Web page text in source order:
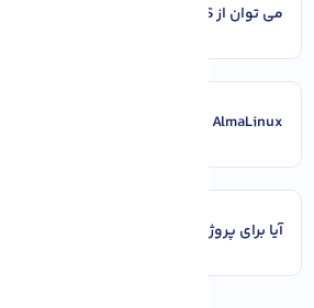
می‌ توان از CentOS به AlmaLinux مهاجرت کرد؟
AlmaLinux یا Rocky Linux؟ کدام بهتر است؟
آیا برای پروژه‌ های بزرگ سازمانی مناسب است؟